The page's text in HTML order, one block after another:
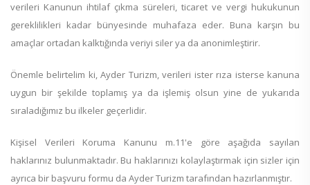
verileri Kanunun ihtilaf çıkma süreleri, ticaret ve vergi hukukunun
gereklilikleri kadar bünyesinde muhafaza eder. Buna karşın bu
amaçlar ortadan kalktığında veriyi siler ya da anonimleştirir.
Önemle belirtelim ki, Ayder Turizm, verileri ister rıza isterse kanuna
uygun bir şekilde toplamış ya da işlemiş olsun yine de yukarıda
sıraladığımız bu ilkeler geçerlidir.
Kişisel Verileri Koruma Kanunu m.11'e göre aşağıda sayılan
haklarınız bulunmaktadır. Bu haklarınızı kolaylaştırmak için sizler için
ayrıca bir başvuru formu da Ayder Turizm tarafından hazırlanmıştır.